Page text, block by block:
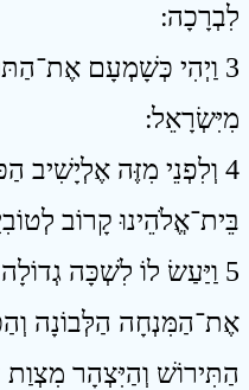
לִבְרָכָה ׃
3 וַיְהִי כְּשָׁמְעָם
מִיִּשְׂרָאֵל ׃
4 וְלִפְנֵי מִזֶּה אֶלְיָשִׁיב
בֵּית־אֱלֹהֵינוּ קָרוֹב
5 וַיַּעַשׂ לוֹ לִשְׁכָּה
אֶת־הַמִּנְחָה הַלְּבוֹנָה
הַתִּירוֹשׁ וְהַיִּצְהָר